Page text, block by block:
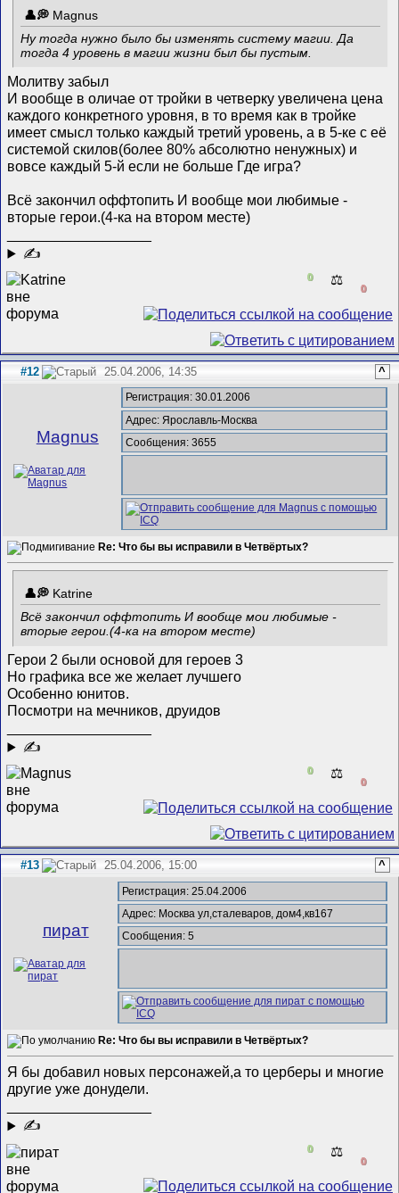
Magnus
Ну тогда нужно было бы изменять систему магии. Да
тогда 4 уровень в магии жизни был бы пустым.
Молитву забыл
И вообще в оличае от тройки в четверку увеличена цена
каждого конкретного уровня, в то время как в тройке
имеет смысл только каждый третий уровень, а в 5-ке с её
системой скилов(более 80% абсолютно ненужных) и
вовсе каждый 5-й если не больше Где игра?
Всё закончил оффтопить И вообще мои любимые -
вторые герои.(4-ка на втором месте)
✍
0 ⚖️
0
#12 25.04.2006, 14:35 ^
Magnus
Регистрация: 30.01.2006
Адрес: Ярославль-Москва
Сообщения: 3655
Re: Что бы вы исправили в Четвёртых?
Katrine
Всё закончил оффтопить И вообще мои любимые -
вторые герои.(4-ка на втором месте)
Герои 2 были основой для героев 3
Но графика все же желает лучшего
Особенно юнитов.
Посмотри на мечников, друидов
✍
0 ⚖️
0
#13 25.04.2006, 15:00 ^
пират
Регистрация: 25.04.2006
Адрес: Москва ул,сталеваров, дом4,кв167
Сообщения: 5
Re: Что бы вы исправили в Четвёртых?
Я бы добавил новых персонажей,а то церберы и многие
другие уже донудели.
✍
0 ⚖️
0